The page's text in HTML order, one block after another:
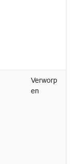
Verworp
en